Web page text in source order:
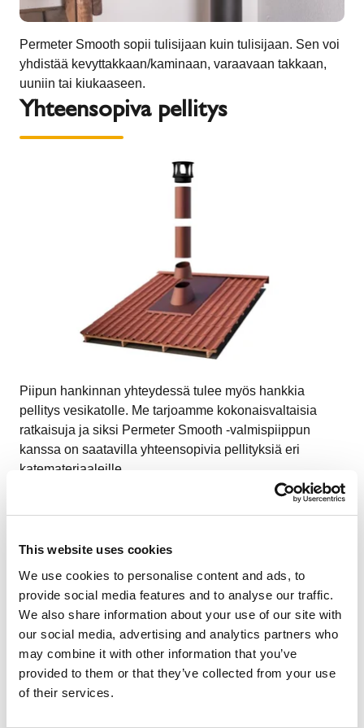
This website uses cookies
We use cookies to personalise content and ads, to
provide social media features and to analyse our traffic.
We also share information about your use of our site with
our social media, advertising and analytics partners who
may combine it with other information that you’ve
provided to them or that they’ve collected from your use
of their services.
Permeter Smooth sopii tulisijaan kuin tulisijaan. Sen voi
yhdistää kevyttakkaan/kaminaan, varaavaan takkaan,
uuniin tai kiukaaseen.
Yhteensopiva pellitys
Piipun hankinnan yhteydessä tulee myös hankkia
pellitys vesikatolle. Me tarjoamme kokonaisvaltaisia
ratkaisuja ja siksi Permeter Smooth -valmispiippun
kanssa on saatavilla yhteensopivia pellityksiä eri
katemateriaaleille.
Galleria (kuvat ja videot)
Alta löydät lisää sisältöä Permeter Smooth -
valmispiipusta.
1/8